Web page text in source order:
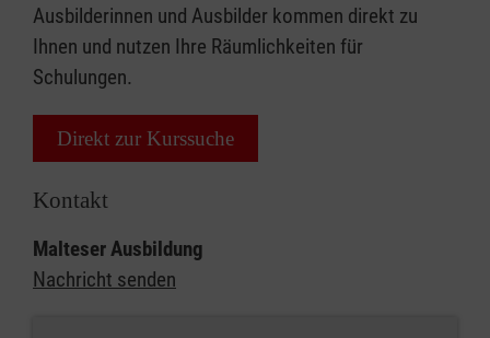
Ausbilderinnen und Ausbilder kommen direkt zu
Ihnen und nutzen Ihre Räumlichkeiten für
Schulungen.
Direkt zur Kurssuche
Kontakt
Malteser Ausbildung
Nachricht senden